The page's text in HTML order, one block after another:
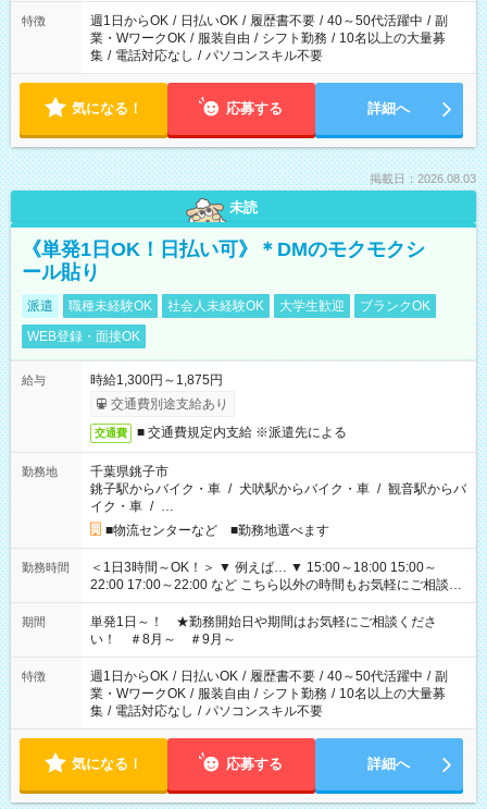
特徴 週1日からOK / 日払いOK / 履歴書不要 / 40～50代活躍中 / 副
業・WワークOK / 服装自由 / シフト勤務 / 10名以上の大量募
集 / 電話対応なし / パソコンスキル不要
気になる！ 応募する 詳細へ
掲載日：2026.08.03
未読
《単発1日OK！日払い可》＊DMのモクモクシ
ール貼り
派遣 職種未経験OK 社会人未経験OK 大学生歓迎
ブランクOK
WEB登録・面接OK
給与
時給1,300円～1,875円
交通費別途支給あり
交通費 ■ 交通費規定内支給 ※派遣先による
勤務地
千葉県銚子市
銚子駅からバイク・車 / 犬吠駅からバイク・車 / 観音駅からバ
イク・車 / …
■物流センターなど ■勤務地選べます
勤務時間
＜1日3時間～OK！＞ ▼ 例えば… ▼ 15:00～18:00 15:00～
22:00 17:00～22:00 など こちら以外の時間もお気軽にご相談く
ださい！
期間
単発1日～！ ★勤務開始日や期間はお気軽にご相談くださ
い！ ＃8月～ ＃9月～
特徴 週1日からOK / 日払いOK / 履歴書不要 / 40～50代活躍中 / 副
業・WワークOK / 服装自由 / シフト勤務 / 10名以上の大量募
集 / 電話対応なし / パソコンスキル不要
気になる！ 応募する 詳細へ